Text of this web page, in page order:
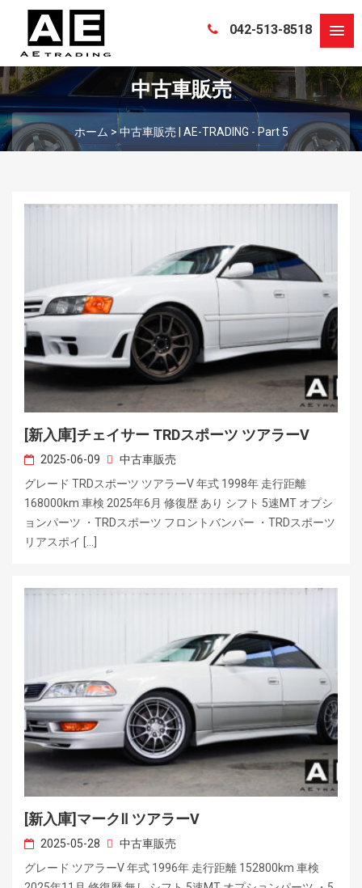
042-513-8518
中古車販売
ホーム >中古車販売 | AE-TRADING - Part 5
[新入庫]チェイサー TRDスポーツ ツアラーV
2025-06-09
中古車販売
グレード TRDスポーツ ツアラーV 年式 1998年 走行距離
168000km 車検 2025年6月 修復歴 あり シフト 5速MT オプシ
ョンパーツ ・TRDスポーツ フロントバンパー ・TRDスポーツ
リアスポイ […]
[新入庫]マークⅡ ツアラーV
2025-05-28
中古車販売
グレード ツアラーV 年式 1996年 走行距離 152800km 車検